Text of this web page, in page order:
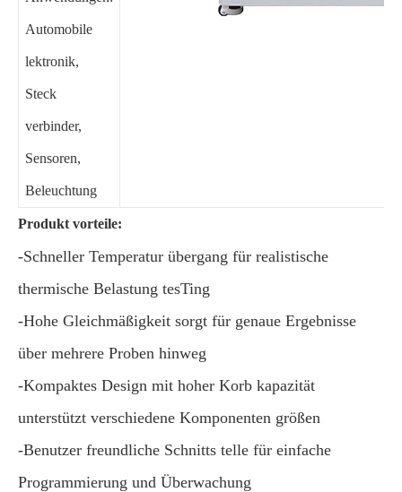
Automobile
lektronik,
Steck
verbinder,
Sensoren,
Beleuchtung
Produkt vorteile:
-Schneller Temperatur übergang für realistische
thermische Belastung tesTing
-Hohe Gleichmäßigkeit sorgt für genaue Ergebnisse
über mehrere Proben hinweg
-Kompaktes Design mit hoher Korb kapazität
unterstützt verschiedene Komponenten größen
-Benutzer freundliche Schnitts telle für einfache
Programmierung und Überwachung